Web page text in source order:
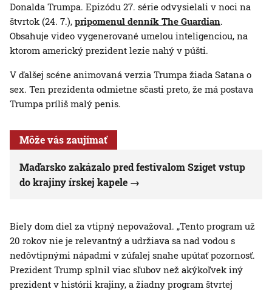
Donalda Trumpa. Epizódu 27. série odvysielali v noci na
štvrtok (24. 7.), pripomenul denník The Guardian.
Obsahuje video vygenerované umelou inteligenciou, na
ktorom americký prezident lezie nahý v púšti.
V ďalšej scéne animovaná verzia Trumpa žiada Satana o
sex. Ten prezidenta odmietne sčasti preto, že má postava
Trumpa príliš malý penis.
Môže vás zaujímať
Maďarsko zakázalo pred festivalom Sziget vstup
do krajiny írskej kapele
Biely dom diel za vtipný nepovažoval. „Tento program už
20 rokov nie je relevantný a udržiava sa nad vodou s
nedôvtipnými nápadmi v zúfalej snahe upútať pozornosť.
Prezident Trump splnil viac sľubov než akýkoľvek iný
prezident v histórii krajiny, a žiadny program štvrtej